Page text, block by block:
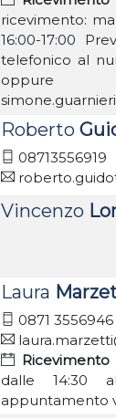
ricevimento:
16:00-17:00
telefonico al
oppure
Roberto
08713556919
Vincenzo
Laura
0871 3556946
dalle 14:30
appuntamento